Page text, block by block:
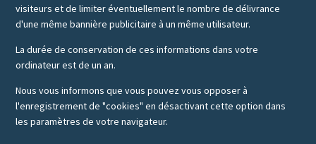
visiteurs et de limiter éventuellement le nombre de délivrance
d'une même bannière publicitaire à un même utilisateur.
La durée de conservation de ces informations dans votre
ordinateur est de un an.
Nous vous informons que vous pouvez vous opposer à
l'enregistrement de "cookies" en désactivant cette option dans
les paramètres de votre navigateur.